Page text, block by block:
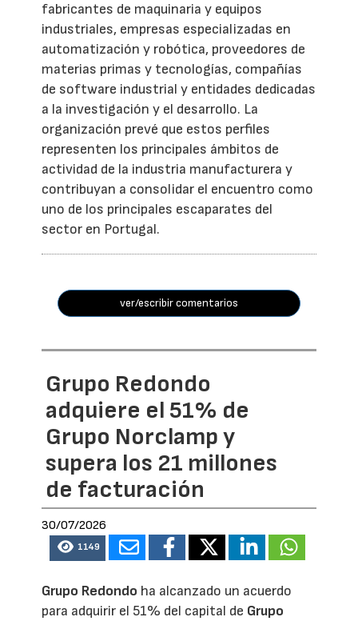
fabricantes de maquinaria y equipos
industriales, empresas especializadas en
automatización y robótica, proveedores de
materias primas y tecnologías, compañías
de software industrial y entidades dedicadas
a la investigación y el desarrollo. La
organización prevé que estos perfiles
representen los principales ámbitos de
actividad de la industria manufacturera y
contribuyan a consolidar el encuentro como
uno de los principales escaparates del
sector en Portugal.
ver/escribir comentarios
Grupo Redondo
adquiere el 51% de
Grupo Norclamp y
supera los 21 millones
de facturación
30/07/2026
1149
Grupo Redondo ha alcanzado un acuerdo
para adquirir el 51% del capital de Grupo